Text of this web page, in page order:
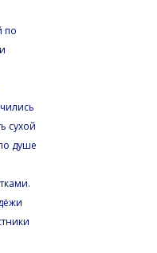
по
сухой
душе